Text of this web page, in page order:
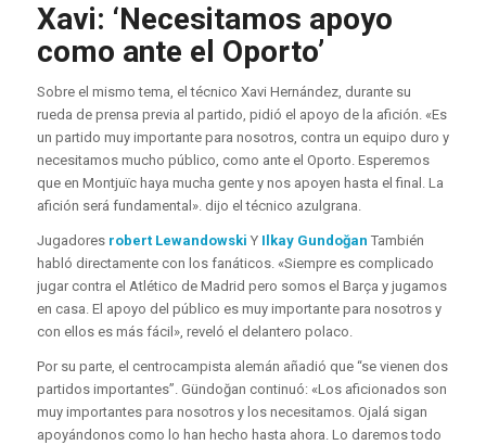
Xavi: ‘Necesitamos apoyo
como ante el Oporto’
Sobre el mismo tema, el técnico Xavi Hernández, durante su
rueda de prensa previa al partido, pidió el apoyo de la afición. «Es
un partido muy importante para nosotros, contra un equipo duro y
necesitamos mucho público, como ante el Oporto. Esperemos
que en Montjuïc haya mucha gente y nos apoyen hasta el final. La
afición será fundamental». dijo el técnico azulgrana.
Jugadores robert Lewandowski Y Ilkay Gundoğan También
habló directamente con los fanáticos. «Siempre es complicado
jugar contra el Atlético de Madrid pero somos el Barça y jugamos
en casa. El apoyo del público es muy importante para nosotros y
con ellos es más fácil», reveló el delantero polaco.
Por su parte, el centrocampista alemán añadió que “se vienen dos
partidos importantes”. Gündoğan continuó: «Los aficionados son
muy importantes para nosotros y los necesitamos. Ojalá sigan
apoyándonos como lo han hecho hasta ahora. Lo daremos todo